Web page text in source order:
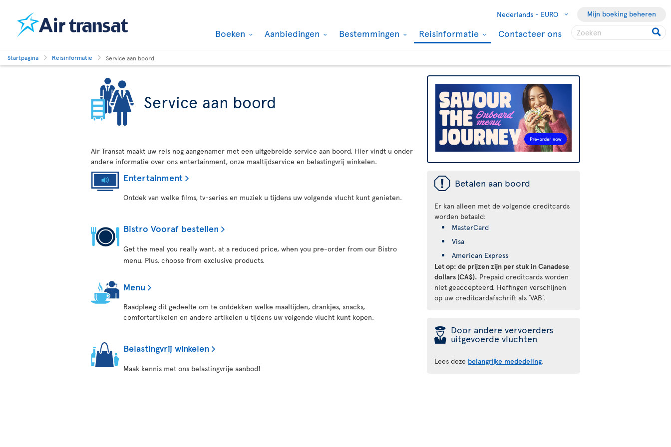
Nederlands - EURO Mijn boeking beheren
Boeken Aanbiedingen Bestemmingen Reisinformatie Contacteer ons
Startpagina Reisinformatie Service aan boord
Service aan boord
Air Transat maakt uw reis nog aangenamer met een uitgebreide service aan boord. Hier vindt u onder
andere informatie over ons entertainment, onze maaltijdservice en belastingvrij winkelen.
Entertainment
Ontdek van welke films, tv-series en muziek u tijdens uw volgende vlucht kunt genieten.
Bistro Vooraf bestellen
Get the meal you really want, at a reduced price, when you pre-order from our Bistro
menu. Plus, choose from exclusive products.
Menu
Raadpleeg dit gedeelte om te ontdekken welke maaltijden, drankjes, snacks,
comfortartikelen en andere artikelen u tijdens uw volgende vlucht kunt kopen.
Belastingvrij winkelen
Maak kennis met ons belastingvrije aanbod!
ü Betalen aan boord
Er kan alleen met de volgende creditcards
worden betaald:
MasterCard
Visa
American Express
Let op: de prijzen zijn per stuk in Canadese
dollars (CA$). Prepaid creditcards worden
niet geaccepteerd. Heffingen verschijnen
op uw creditcardafschrift als ´VAB´.
þ Door andere vervoerders
uitgevoerde vluchten
Lees deze belangrijke mededeling.